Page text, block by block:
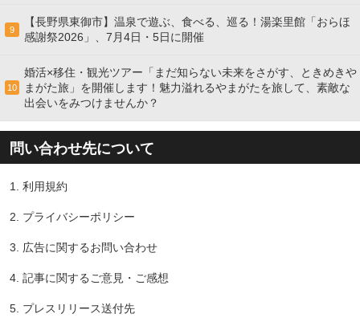
9
【長野県東御市】温泉で遊ぶ、食べる、巡る！湯楽里館「おらほ
感謝祭2026」、7月4日・5日に開催
10
婚活×移住・観光ツアー「まだ知らない未来をさがす、ときめきや
まがた旅」を開催します！魅力溢れるやまがたを旅して、素敵な
出会いをみつけませんか？
問い合わせ先について
1. 利用規約
2. プライバシーポリシー
3. 広告に関するお問い合わせ
4. 記事に関するご意見・ご感想
5. プレスリリース送付先